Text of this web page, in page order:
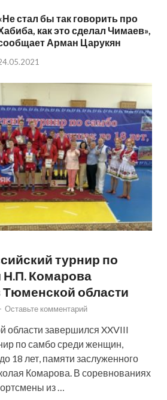
стал бы так говорить про
как это сделал Чимаев»,
Арман Царукян
турнир по
Н.П. Комарова
области
- Оставьте комментарий
завершился XXVIII
по самбо среди женщин,
18 лет, памяти заслуженного
Комарова. В соревнованиях
из …